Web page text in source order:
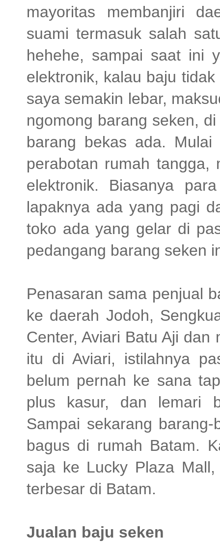
mayoritas membanjiri
suami termasuk salah
hehehe, sampai saat ini
elektronik, kalau baju
saya semakin lebar,
ngomong barang seken,
barang bekas ada.
perabotan rumah tangga,
elektronik. Biasanya
lapaknya ada yang pagi
toko ada yang gelar di
pedangang barang seken
Penasaran sama penjual
ke daerah Jodoh,
Center, Aviari Batu Aji dan
itu di Aviari, istilahnya
belum pernah ke sana
plus kasur, dan lemari
Sampai sekarang
bagus di rumah Batam.
saja ke Lucky Plaza
terbesar di Batam.
Jualan baju seken